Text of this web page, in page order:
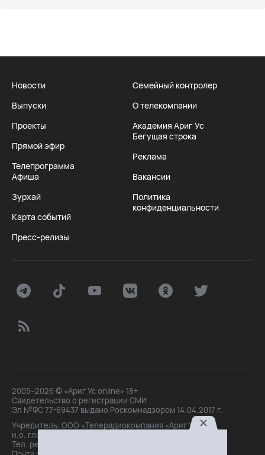
Новости
Выпуски
Проекты
Прямой эфир
Телепрограмма
Афиша
Зурхай
Карта событий
Пресс-релизы
Семейный контролер
О телекомпании
Академия Ариг Ус
Бегущая строка
Реклама
Вакансии
Политика
конфиденциальности
2005–2026 © «Ариг Ус online» 18+
Свидетельство о регистрации СМИ
Эл №ФС 77-69437 выдано Роскомнадзором 14.04.2017 г.
Учредитель: ООО «Телерадиокомпания «Ариг Ус»,
и.о. главного редактора: Маханова О.Б.
Тел. peдakции: +7(3012)21-30-14,